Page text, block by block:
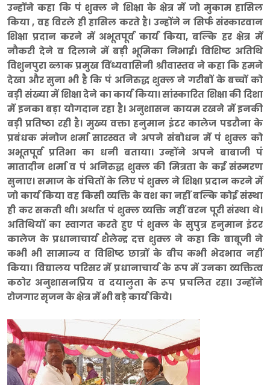
उन्होंने कहा कि पं शुक्ल ने शिक्षा के क्षेत्र में जो मुकाम हासिल
किया , वह विरले ही हासिल करते है। उन्होंने न सिर्फ संस्कारवान
शिक्षा प्रदान करने में अभूतपूर्व कार्य किया, बल्कि हर क्षेत्र में
नौकरी देने व दिलाने में बड़ी भूमिका निभाई। विशिष्ट अतिथि
विशुनपुरा ब्लाक प्रमुख विंध्यवासिनी श्रीवास्तव ने कहा कि हमने
देखा और सुना भी है कि पं अनिरुद्ध शुक्ल ने गरीबों के बच्चों को
बड़ी संख्या में शिक्षा देने का कार्य किया। सांस्कारित शिक्षा की दिशा
में इनका बड़ा योगदान रहा है। अनुशासन कायम रखने में इनकी
बड़ी प्रतिष्ठा रही है। मुख्य वक्ता हनुमान इंटर कालेज पडरौना के
प्रबंधक मंनोज शर्मा सारस्वत ने अपने संबोधन में पं शुक्ल को
अभूतपूर्व प्रतिभा का धनी बताया। उन्होंने अपने बाबाजी पं
मातादीन शर्मा व पं अनिरुद्ध शुक्ल की मित्रता के कई संस्मरण
सुनाए। समाज के वंचितों के लिए पं शुक्ल ने शिक्षा प्रदान करने में
जो कार्य किया वह किसी व्यक्ति के वश का नहीं बल्कि कोई संस्था
ही कर सकती थी। अर्थात पं शुक्ल व्यक्ति नहीं वरन पूरी संस्था थे।
अतिथियों का स्वागत करते हुए पं शुक्ल के सुपुत्र हनुमान इंटर
कालेज के प्रधानाचार्य शैलेन्द्र दत्त शुक्ल ने कहा कि बाबूजी ने
कभी भी सामान्य व विशिष्ट छात्रों के बीच कभी भेदभाव नहीं
किया। विद्यालय परिसर में प्रधानाचार्य के रूप में उनका व्यक्तित्व
कठोर अनुशासनप्रिय व दयालुता के रूप प्रचलित रहा। उन्होंने
रोजगार सृजन के क्षेत्र में भी बड़े कार्य किये।